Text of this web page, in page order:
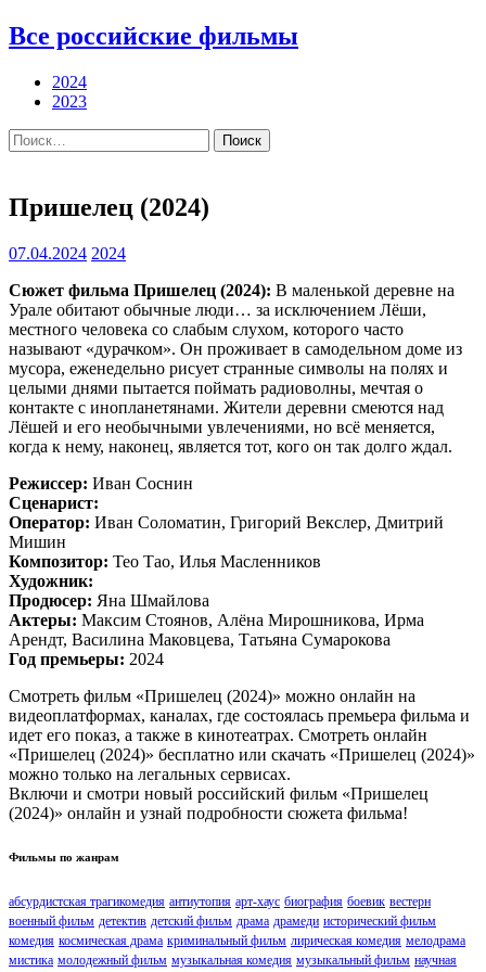
Все российские фильмы
2024
2023
Найти:
Пришелец (2024)
07.04.2024 2024
Сюжет фильма Пришелец (2024): В маленькой деревне на
Урале обитают обычные люди… за исключением Лёши,
местного человека со слабым слухом, которого часто
называют «дурачком». Он проживает в самодельном доме из
мусора, еженедельно рисует странные символы на полях и
целыми днями пытается поймать радиоволны, мечтая о
контакте с инопланетянами. Жители деревни смеются над
Лёшей и его необычными увлечениями, но всё меняется,
когда к нему, наконец, является тот, кого он так долго ждал.
Режиссер: Иван Соснин
Сценарист:
Оператор: Иван Соломатин, Григорий Векслер, Дмитрий
Мишин
Композитор: Тео Тао, Илья Масленников
Художник:
Продюсер: Яна Шмайлова
Актеры: Максим Стоянов, Алёна Мирошникова, Ирма
Арендт, Василина Маковцева, Татьяна Сумарокова
Год премьеры: 2024
Смотреть фильм «Пришелец (2024)» можно онлайн на
видеоплатформах, каналах, где состоялась премьера фильма и
идет его показ, а также в кинотеатрах. Смотреть онлайн
«Пришелец (2024)» бесплатно или скачать «Пришелец (2024)»
можно только на легальных сервисах.
Включи и смотри новый российский фильм «Пришелец
(2024)» онлайн и узнай подробности сюжета фильма!
Фильмы по жанрам
абсурдистская трагикомедия антиутопия арт-хаус биография боевик вестерн
военный фильм детектив детский фильм драма драмеди исторический фильм
комедия космическая драма криминальный фильм лирическая комедия мелодрама
мистика молодежный фильм музыкальная комедия музыкальный фильм научная